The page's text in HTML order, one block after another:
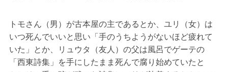
トモさん（男）が古本屋の主であるとか、ユリ（女）は
いつ死んでいいと思い「手のうちようがないほど疲れて
いた」とか、リュウタ（友人）の父は風呂でゲーテの
「西東詩集」を手にしたまま死んで腐り始めていたと